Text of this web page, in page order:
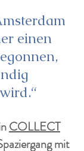
einen
COLLECT
mit